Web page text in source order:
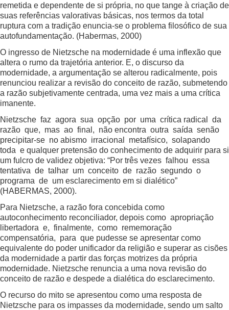
remetida e dependente de si própria, no que tange à criação de
suas referências valorativas básicas, nos termos da total
ruptura com a tradição enuncia-se o problema filosófico de sua
autofundamentação. (Habermas, 2000)
O ingresso de Nietzsche na modernidade é uma inflexão que
altera o rumo da trajetória anterior. E, o discurso da
modernidade, a argumentação se alterou radicalmente, pois
renunciou realizar a revisão do conceito de razão, submetendo
a razão subjetivamente centrada, uma vez mais a uma crítica
imanente.
Nietzsche faz agora sua opção por uma crítica radical da
razão que, mas ao final, não encontra outra saída senão
precipitar-se no abismo irracional metafísico, solapando
toda e qualquer pretensão do conhecimento de adquirir para si
um fulcro de validez objetiva: “Por três vezes falhou essa
tentativa de talhar um conceito de razão segundo o
programa de um esclarecimento em si dialético”
(HABERMAS, 2000).
Para Nietzsche, a razão fora concebida como
autoconhecimento reconciliador, depois como apropriação
libertadora e, finalmente, como rememoração
compensatória, para que pudesse se apresentar como
equivalente do poder unificador da religião e superar as cisões
da modernidade a partir das forças motrizes da própria
modernidade. Nietzsche renuncia a uma nova revisão do
conceito de razão e despede a dialética do esclarecimento.
O recurso do mito se apresentou como uma resposta de
Nietzsche para os impasses da modernidade, sendo um salto